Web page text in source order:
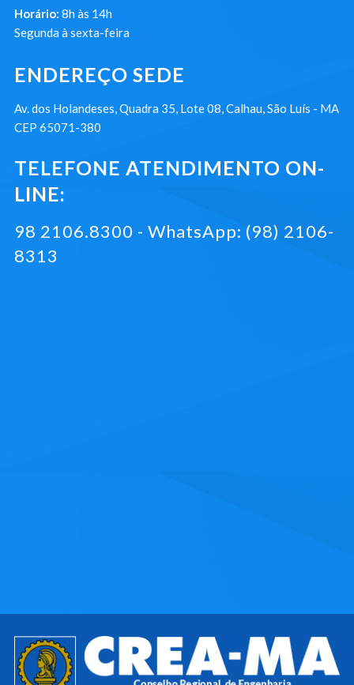
Horário: 8h às 14h
Segunda à sexta-feira
ENDEREÇO SEDE
Av. dos Holandeses, Quadra 35, Lote 08, Calhau, São Luís - MA
CEP 65071-380
TELEFONE ATENDIMENTO ON-
LINE:
98 2106.8300 - WhatsApp: (98) 2106-
8313